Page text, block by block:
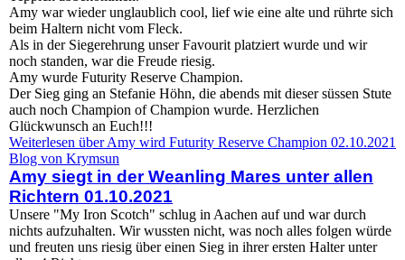
Foxtrotter
Verkaufspferde
Unsere Preise
Kontakt
Amy war wieder unglaublich cool, lief wie eine alte und rührte sich
beim Haltern nicht vom Fleck.
Als in der Siegerehrung unser Favourit platziert wurde und wir
noch standen, war die Freude riesig.
Amy wurde Futurity Reserve Champion.
Der Sieg ging an Stefanie Höhn, die abends mit dieser süssen Stute
auch noch Champion of Champion wurde. Herzlichen
Glückwunsch an Euch!!!
Weiterlesen über Amy wird Futurity Reserve Champion 02.10.2021
Blog von Krymsun
Amy siegt in der Weanling Mares unter allen
Richtern 01.10.2021
Unsere "My Iron Scotch" schlug in Aachen auf und war durch
nichts aufzuhalten. Wir wussten nicht, was noch alles folgen würde
und freuten uns riesig über einen Sieg in ihrer ersten Halter unter